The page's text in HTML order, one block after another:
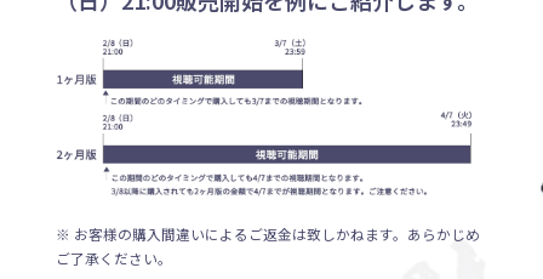
※ お客様の購入間違いによるご返金は致しかねます。あらかじめ
ご了承ください。